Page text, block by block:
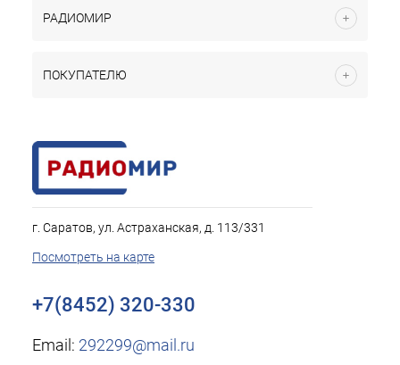
РАДИОМИР
ПОКУПАТЕЛЮ
г. Саратов, ул. Астраханская, д. 113/331
Посмотреть на карте
+7(8452) 320-330
Email: 292299@mail.ru